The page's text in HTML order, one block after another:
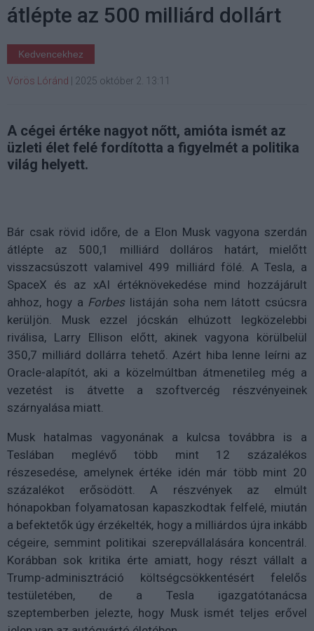
átlépte az 500 milliárd dollárt
Kedvencekhez
Vörös Lóránd 2025 október 2. 13:11
A cégei értéke nagyot nőtt, amióta ismét az
üzleti élet felé fordította a figyelmét a politika
világ helyett.
Bár csak rövid időre, de a Elon Musk vagyona szerdán
átlépte az 500,1 milliárd dolláros határt, mielőtt
visszacsúszott valamivel 499 milliárd fölé. A Tesla, a
SpaceX és az xAI értéknövekedése mind hozzájárult
ahhoz, hogy a Forbeslistáján soha nem látott csúcsra
kerüljön. Musk ezzel jócskán elhúzott legközelebbi
riválisa, Larry Ellison előtt, akinek vagyona körülbelül
350,7 milliárd dollárra tehető. Azért hiba lenne leírni az
Oracle-alapítót, aki a közelmúltban átmenetileg még a
vezetést is átvette a szoftvercég részvényeinek
szárnyalása miatt.
Musk hatalmas vagyonának a kulcsa továbbra is a
Teslában meglévő több mint 12 százalékos
részesedése, amelynek értéke idén már több mint 20
százalékot erősödött. A részvények az elmúlt
hónapokban folyamatosan kapaszkodtak felfelé, miután
a befektetők úgy érzékelték, hogy a milliárdos újra inkább
cégeire, semmint politikai szerepvállalására koncentrál.
Korábban sok kritika érte amiatt, hogy részt vállalt a
Trump-adminisztráció költségcsökkentésért felelős
testületében, de a Tesla igazgatótanácsa
szeptemberben jelezte, hogy Musk ismét teljes erővel